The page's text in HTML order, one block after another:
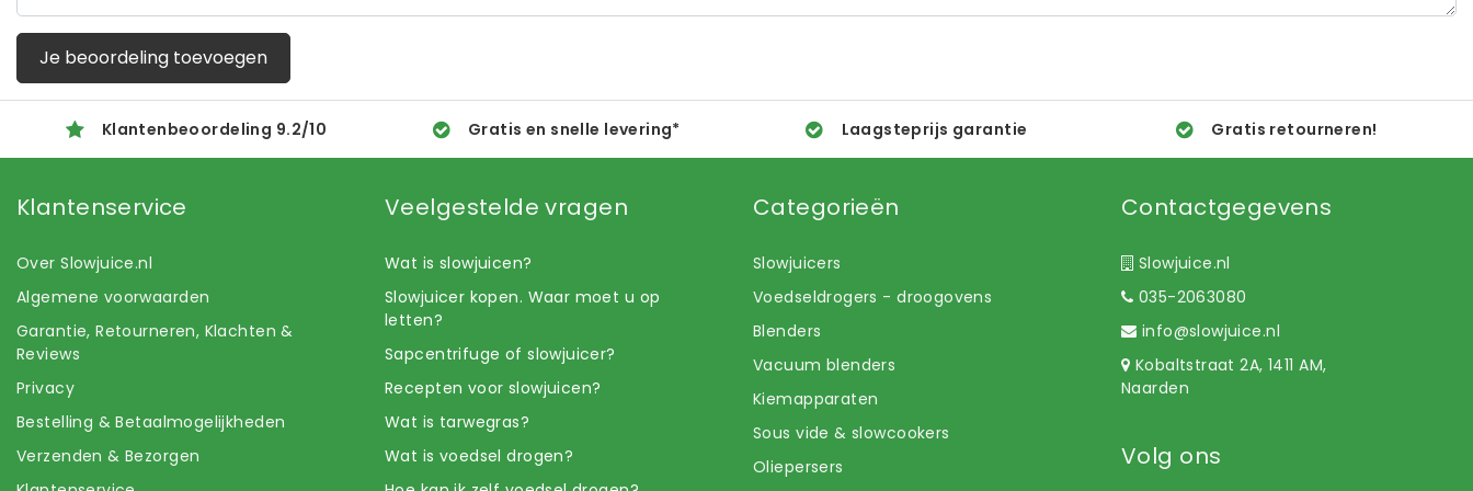
Je beoordeling toevoegen
Klantenbeoordeling 9.2/10 Gratis en snelle levering* Laagsteprijs garantie Gratis retourneren!
Klantenservice
Over Slowjuice.nl
Algemene voorwaarden
Garantie, Retourneren, Klachten &
Reviews
Privacy
Bestelling & Betaalmogelijkheden
Verzenden & Bezorgen
Veelgestelde vragen
Wat is slowjuicen?
Slowjuicer kopen. Waar moet u op
letten?
Sapcentrifuge of slowjuicer?
Recepten voor slowjuicen?
Wat is tarwegras?
Wat is voedsel drogen?
Categorieën
Slowjuicers
Voedseldrogers - droogovens
Blenders
Vacuum blenders
Kiemapparaten
Sous vide & slowcookers
Oliepersers
Contactgegevens
Slowjuice.nl
035-2063080
info@slowjuice.nl
Kobaltstraat 2A, 1411 AM,
Naarden
Volg ons